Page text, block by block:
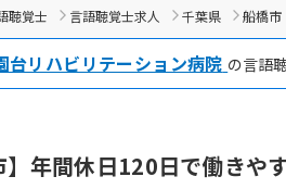
聴覚士 言語聴覚士求人 千葉県 船橋市
リハビリテーション病院 の言語
】年間休日120日で働きや